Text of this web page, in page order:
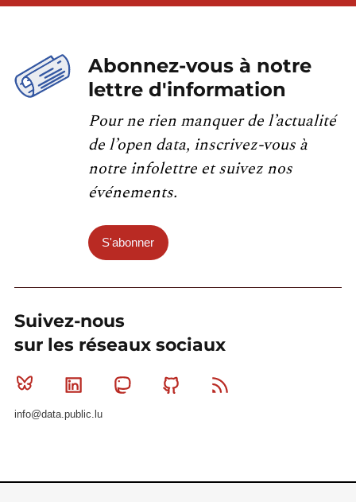
Abonnez-vous à notre
lettre d'information
Pour ne rien manquer de l’actualité
de l’open data, inscrivez-vous à
notre infolettre et suivez nos
événements.
S'abonner
Suivez-nous
sur les réseaux sociaux
Bluesky Linkedin MastodonGithub
info@data.public.lu